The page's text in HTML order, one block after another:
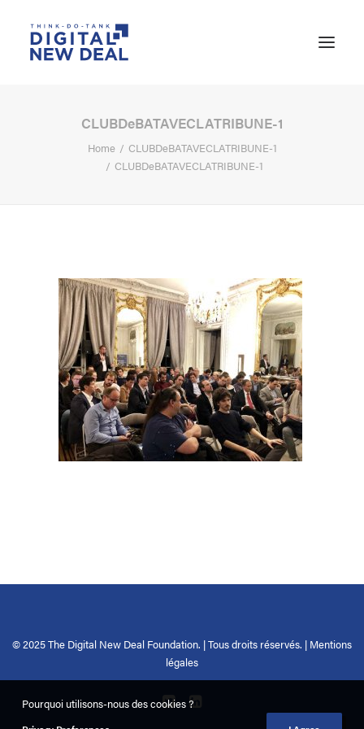
SEARCH
CLUBDeBATAVECLATRIBUNE-1
Home
CLUBDeBATAVECLATRIBUNE-1
CLUBDeBATAVECLATRIBUNE-1
© 2025 The Digital New Deal Foundation. | Tous droits réservés. | Mentions
légales
Pourquoi utilisons-nous des cookies ?